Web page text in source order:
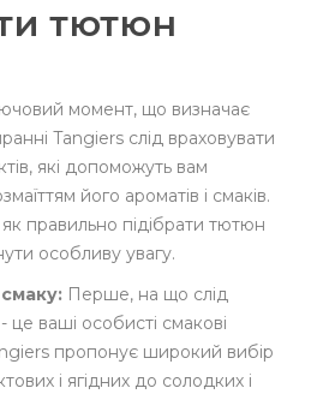
тютюн
момент, що визначає
Tangiers слід враховувати
які допоможуть вам
його ароматів і смаків.
правильно підібрати тютюн
особливу увагу.
Перше, на що слід
це ваші особисті смакові
пропонує широкий вибір
і ягідних до солодких і